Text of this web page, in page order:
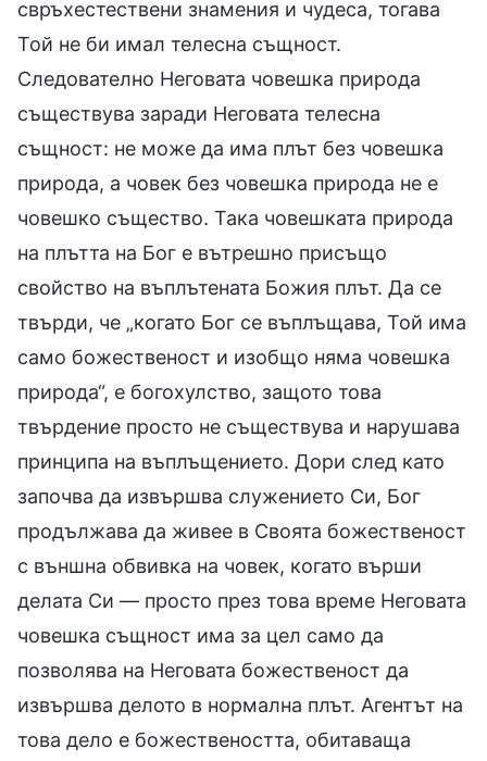
свръхестествени знамения и чудеса, тогава
Той не би имал телесна същност.
Следователно Неговата човешка природа
съществува заради Неговата телесна
същност: не може да има плът без човешка
природа, а човек без човешка природа не е
човешко същество. Така човешката природа
на плътта на Бог е вътрешно присъщо
свойство на въплътената Божия плът. Да се
твърди, че „когато Бог се въплъщава, Той има
само божественост и изобщо няма човешка
природа“, е богохулство, защото това
твърдение просто не съществува и нарушава
принципа на въплъщението. Дори след като
започва да извършва служението Си, Бог
продължава да живее в Своята божественост
с външна обвивка на човек, когато върши
делата Си — просто през това време Неговата
човешка същност има за цел само да
позволява на Неговата божественост да
извършва делото в нормална плът. Агентът на
това дело е божествеността, обитаваща